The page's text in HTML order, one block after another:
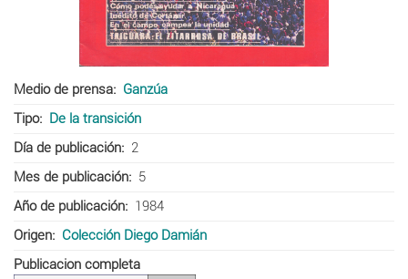
Medio de prensa
Ganzúa
Tipo
De la transición
Día de publicación
2
Mes de publicación
5
Año de publicación
1984
Origen
Colección Diego Damián
Publicacion completa